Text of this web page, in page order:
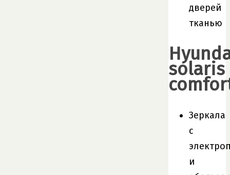
дверей
тканью
solaris
Зеркала
с
и